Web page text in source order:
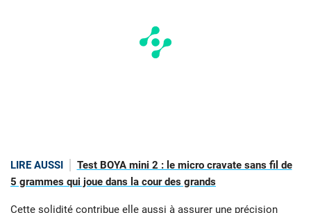
LIRE AUSSI
Test BOYA mini 2 : le micro cravate sans fil de
5 grammes qui joue dans la cour des grands
Cette solidité contribue elle aussi à assurer une précision